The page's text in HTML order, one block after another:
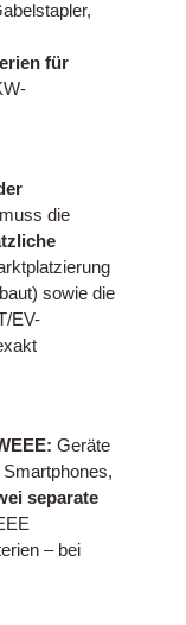
für
die
sowie die
EV-
Geräte
separate
– bei